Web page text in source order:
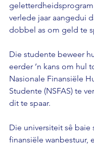
verlede jaar aangedui
dobbel as om geld te
Die studente beweer
eerder ’n kans om hul
Nasionale Finansiële
Studente (NSFAS) te
dit te spaar.
Die universiteit sê baie
finansiële wanbestuur,